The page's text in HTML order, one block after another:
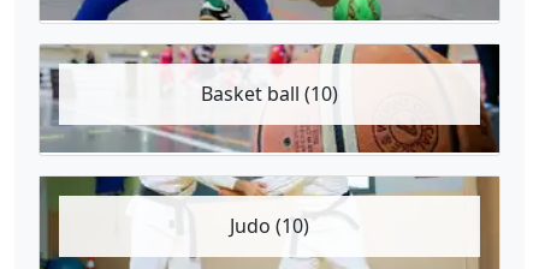
Basket ball (10)
Judo (10)